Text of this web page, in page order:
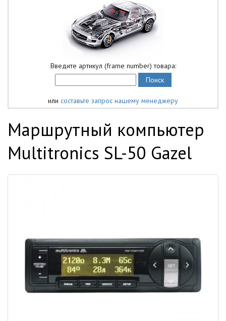
Введите артикул (frame number) товара:
или составьте запрос нашему менеджеру
Маршрутный компьютер
Multitronics SL-50 Gazel